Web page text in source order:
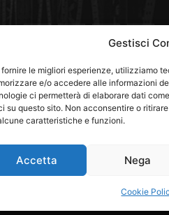
Gestisci
fornire le migliori esperienze, utilizziamo
e/o accedere alle informazioni
ci permetterà di elaborare dati
su questo sito. Non acconsentire o
caratteristiche e funzioni.
Accetta Nega
Cookie
Associazioni e